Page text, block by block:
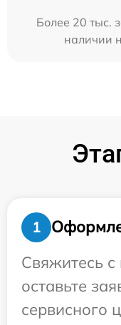
Более 20 тыс.
наличии
1
Свяжитесь
оставьте
сервисного